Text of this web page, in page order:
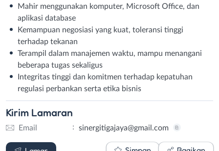
Mahir menggunakan komputer, Microsoft Office, dan
aplikasi database
Kemampuan negosiasi yang kuat, toleransi tinggi
terhadap tekanan
Terampil dalam manajemen waktu, mampu menangani
beberapa tugas sekaligus
Integritas tinggi dan komitmen terhadap kepatuhan
regulasi perbankan serta etika bisnis
Kirim Lamaran
Email : sinergitigajaya@gmail.com
Email